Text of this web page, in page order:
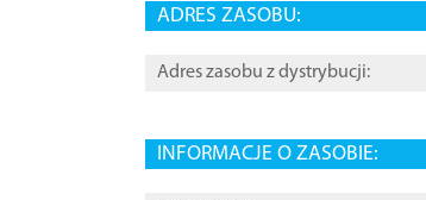
ADRES ZASOBU:
Adres zasobu z dystrybucji:
INFORMACJE O ZASOBIE: